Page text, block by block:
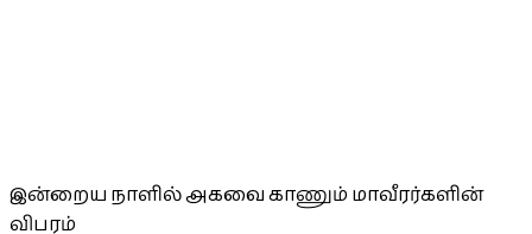
இன்றைய நாளில் அகவை காணும் மாவீரர்களின்
விபரம்